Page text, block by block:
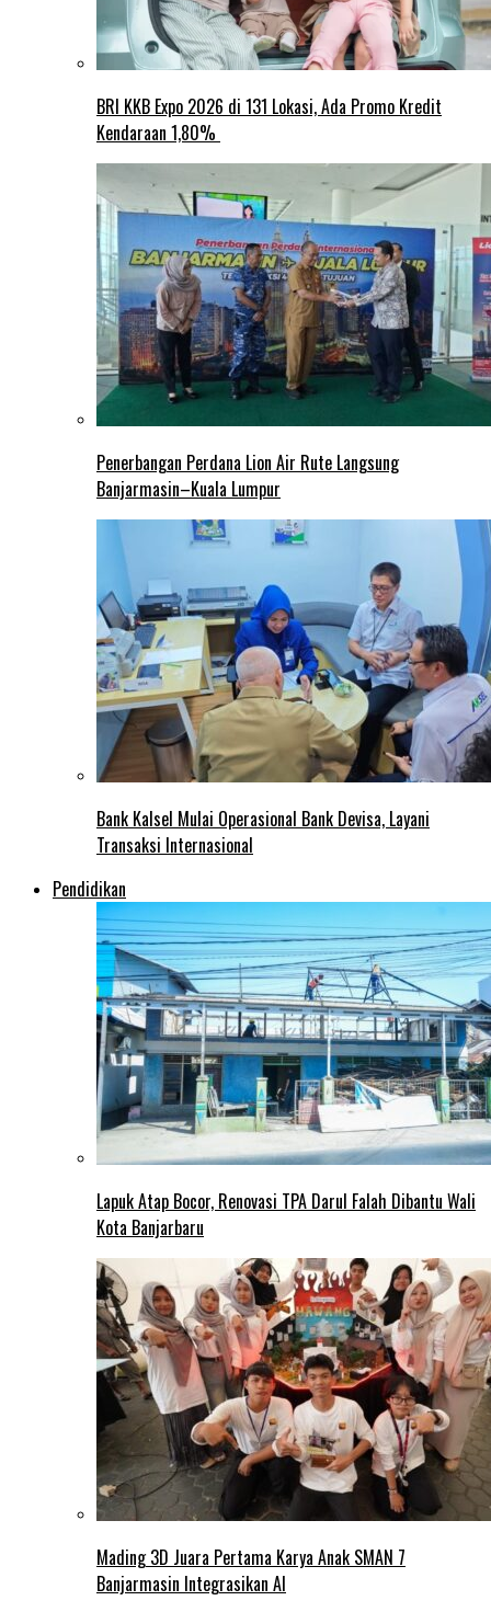
BRI KKB Expo 2026 di 131 Lokasi, Ada Promo Kredit
Kendaraan 1,80%
Penerbangan Perdana Lion Air Rute Langsung
Banjarmasin–Kuala Lumpur
Bank Kalsel Mulai Operasional Bank Devisa, Layani
Transaksi Internasional
Pendidikan
Lapuk Atap Bocor, Renovasi TPA Darul Falah Dibantu Wali
Kota Banjarbaru
Mading 3D Juara Pertama Karya Anak SMAN 7
Banjarmasin Integrasikan AI